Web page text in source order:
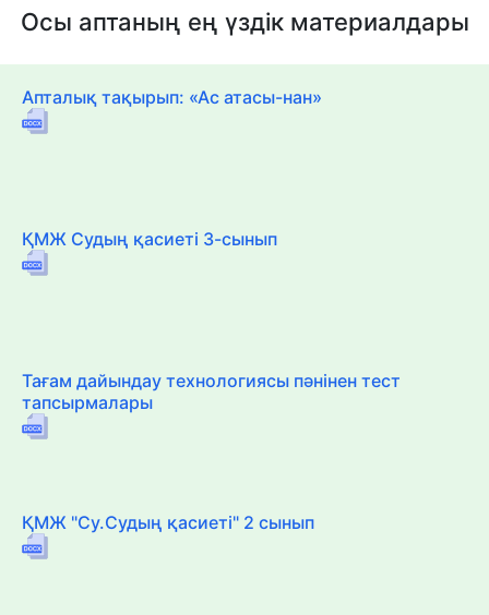
Осы аптаның ең үздік материалдары
Апталық тақырып: «Ас атасы-нан»
ҚМЖ Судың қасиеті 3-сынып
Тағам дайындау технологиясы пәнінен тест
тапсырмалары
ҚМЖ "Су.Судың қасиеті" 2 сынып